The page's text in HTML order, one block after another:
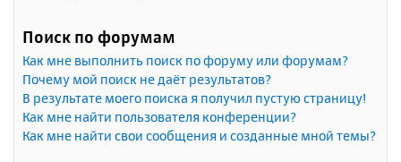
Поиск по форумам
Как мне выполнить поиск по форуму или форумам?
Почему мой поиск не даёт результатов?
В результате моего поиска я получил пустую страницу!
Как мне найти пользователя конференции?
Как мне найти свои сообщения и созданные мной темы?